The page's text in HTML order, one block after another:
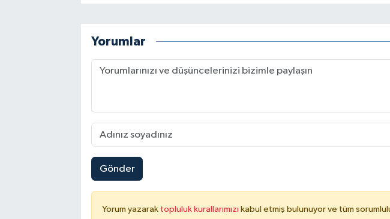
Yorumlar
Gönder
Yorum yazarak topluluk kurallarımızı kabul etmiş bulunuyor ve tüm